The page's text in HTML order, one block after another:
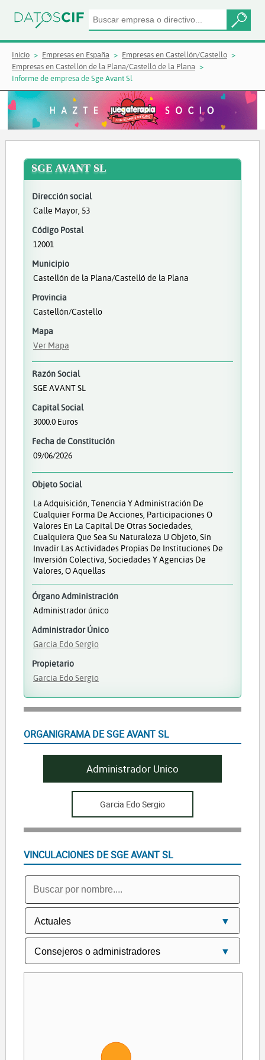
Inicio Empresas en España
Empresas en Castellón/Castello
Empresas en Castellón de la Plana/Castelló de la Plana
Informe de empresa de Sge Avant Sl
SGE AVANT SL
Dirección social
Calle Mayor, 53
Código Postal
12001
Municipio
Castellón de la Plana/Castelló de la Plana
Provincia
Castellón/Castello
Mapa
Ver Mapa
Razón Social
SGE AVANT SL
Capital Social
3000.0 Euros
Fecha de Constitución
09/06/2026
Objeto Social
La Adquisición, Tenencia Y Administración De
Cualquier Forma De Acciones, Participaciones O
Valores En La Capital De Otras Sociedades,
Cualquiera Que Sea Su Naturaleza U Objeto, Sin
Invadir Las Actividades Propias De Instituciones De
Inversión Colectiva, Sociedades Y Agencias De
Valores, O Aquellas
Órgano Administración
Administrador único
Administrador Único
Garcia Edo Sergio
Propietario
Garcia Edo Sergio
ORGANIGRAMA DE SGE AVANT SL
Administrador Unico
Garcia Edo Sergio
VINCULACIONES DE SGE AVANT SL